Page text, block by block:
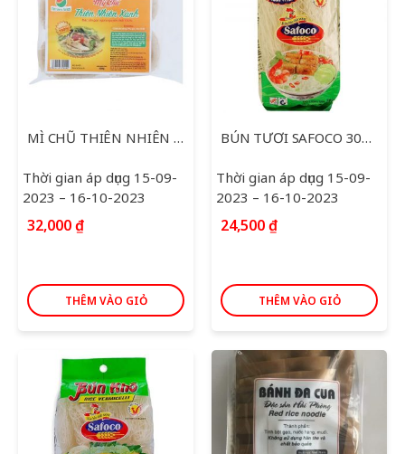
MÌ CHŨ THIÊN NHIÊN XANH 500G
Thời gian áp dụng 15-09-
2023 – 16-10-2023
32,000₫
THÊM VÀO GIỎ
BÚN TƯƠI SAFOCO 300G
Thời gian áp dụng 15-09-
2023 – 16-10-2023
24,500₫
THÊM VÀO GIỎ